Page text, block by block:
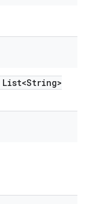
List<String>